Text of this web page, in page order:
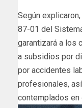
Según
87-01 del
garantizará a los
a subsidios por
por accidentes
profesionales,
contemplados